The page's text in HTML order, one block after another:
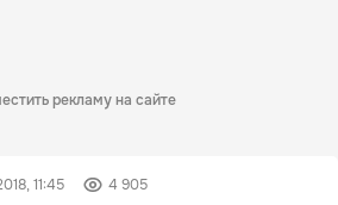
рекламу на сайте
11:45 4 905